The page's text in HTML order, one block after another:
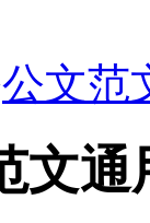
公文范
文通